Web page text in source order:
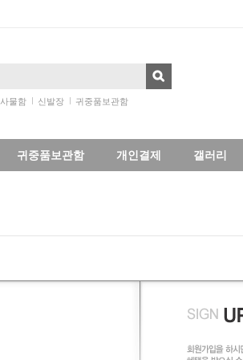
사물함 신발장 귀중품보관함
귀중품보관함 개인결제 갤러리